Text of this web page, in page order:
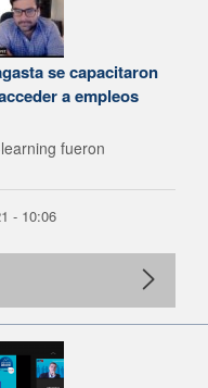
se capacitaron
a empleos
fueron
- 10:06